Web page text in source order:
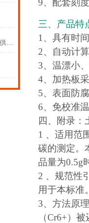
9、配套刻
三、产品特
1、具有时
2、自动计
3、温漂小
4、加热板
5、表面防
6、免校准
四、附录：
1 、适用范
碳的测定。
品量为0.5g
2 、规范性
用于本标准
3、方法原
（Cr6+）